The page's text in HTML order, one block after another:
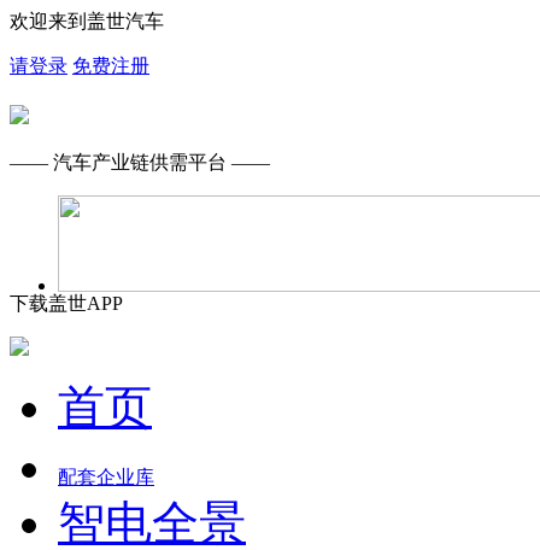
欢迎来到盖世汽车
请登录 免费注册
—— 汽车产业链供需平台 ——
下载盖世APP
首页
配套企业库
智电全景